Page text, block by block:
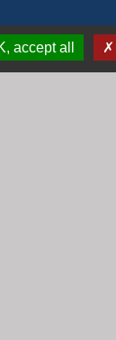
accept all